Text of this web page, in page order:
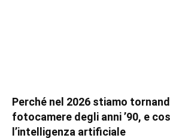
Perché nel 2026 stiamo
fotocamere degli anni ’90, e
l’intelligenza artificiale